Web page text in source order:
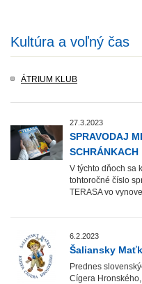
Kultúra a voľný čas
ÁTRIUM KLUB
27.3.2023
SPRAVODAJ
SCHRÁNKACH
V týchto dňoch sa
tohtoročné číslo
TERASA vo
6.2.2023
Šaliansky
Prednes
Cígera